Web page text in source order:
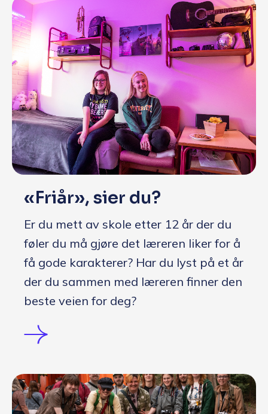
«Friår», sier du?
Er du mett av skole etter 12 år der du
føler du må gjøre det læreren liker for å
få gode karakterer? Har du lyst på et år
der du sammen med læreren finner den
beste veien for deg?